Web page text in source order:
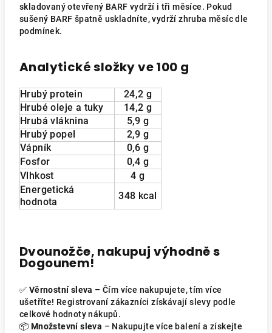
skladovaný otevřený BARF vydrží i tři měsíce. Pokud
sušený BARF špatně uskladníte, vydrží zhruba měsíc dle
podmínek.
Analytické složky ve 100 g
Hrubý protein
24,2 g
Hrubé oleje a tuky
14,2 g
Hrubá vláknina
5,9 g
Hrubý popel
2,9 g
Vápník
0,6 g
Fosfor
0,4 g
Vlhkost
4 g
Energetická
hodnota
348 kcal
Dvounožče, nakupuj výhodně s
Dogounem!
✅ Věrnostní sleva – Čím více nakupujete, tím více
ušetříte! Registrovaní zákazníci získávají slevy podle
celkové hodnoty nákupů.
📦 Množstevní sleva – Nakupujte více balení a získejte